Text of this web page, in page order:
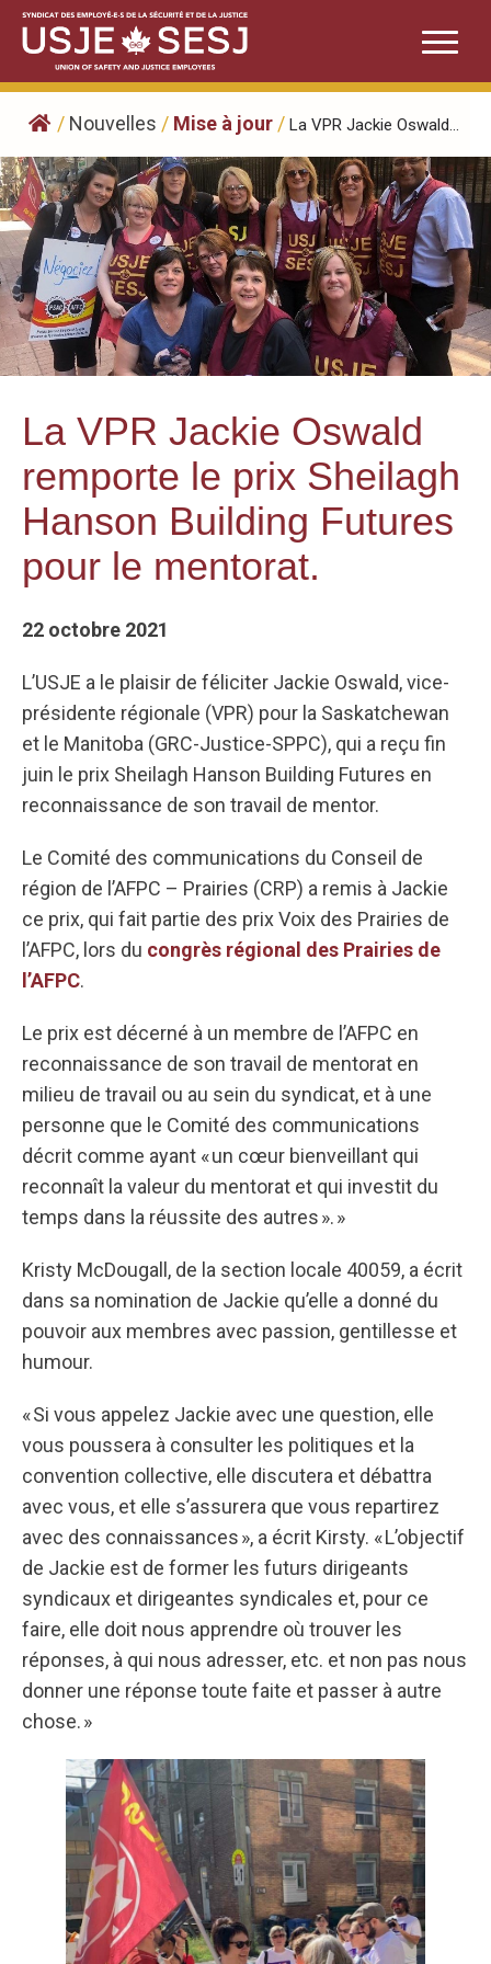
Skip
content
/ Nouvelles / Mise à jour / La VPR Jackie Oswald...
La VPR Jackie Oswald
remporte le prix Sheilagh
Hanson Building Futures
pour le mentorat.
22 octobre 2021
L’USJE a le plaisir de féliciter Jackie Oswald, vice-
présidente régionale (VPR) pour la Saskatchewan
et le Manitoba (GRC-Justice-SPPC), qui a reçu fin
juin le prix Sheilagh Hanson Building Futures en
reconnaissance de son travail de mentor.
Le Comité des communications du Conseil de
région de l’AFPC – Prairies (CRP) a remis à Jackie
ce prix, qui fait partie des prix Voix des Prairies de
l’AFPC, lors du congrès régional des Prairies de
l’AFPC.
Le prix est décerné à un membre de l’AFPC en
reconnaissance de son travail de mentorat en
milieu de travail ou au sein du syndicat, et à une
personne que le Comité des communications
décrit comme ayant « un cœur bienveillant qui
reconnaît la valeur du mentorat et qui investit du
temps dans la réussite des autres ». »
Kristy McDougall, de la section locale 40059, a écrit
dans sa nomination de Jackie qu’elle a donné du
pouvoir aux membres avec passion, gentillesse et
humour.
« Si vous appelez Jackie avec une question, elle
vous poussera à consulter les politiques et la
convention collective, elle discutera et débattra
avec vous, et elle s’assurera que vous repartirez
avec des connaissances », a écrit Kirsty. « L’objectif
de Jackie est de former les futurs dirigeants
syndicaux et dirigeantes syndicales et, pour ce
faire, elle doit nous apprendre où trouver les
réponses, à qui nous adresser, etc. et non pas nous
donner une réponse toute faite et passer à autre
chose. »